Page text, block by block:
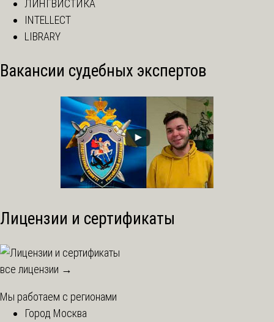
ЛИНГВИСТИКА
INTELLECT
LIBRARY
Вакансии судебных экспертов
Лицензии и сертификаты
все лицензии →
Мы работаем с регионами
Город Москва